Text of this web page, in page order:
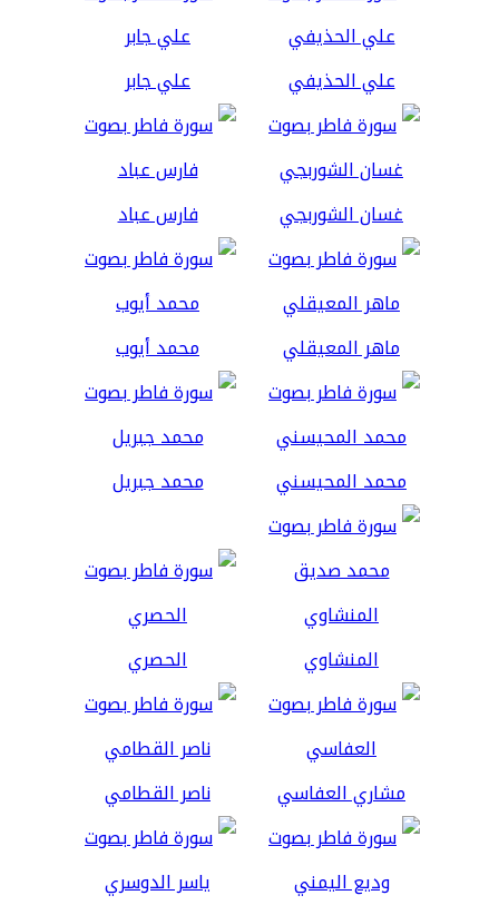
علي الحذيفي علي جابر
غسان الشوربجي فارس عباد
ماهر المعيقلي محمد أيوب
محمد المحيسني محمد جبريل
المنشاوي الحصري
مشاري العفاسي ناصر القطامي